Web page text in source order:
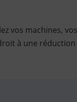
vos machines,
à une